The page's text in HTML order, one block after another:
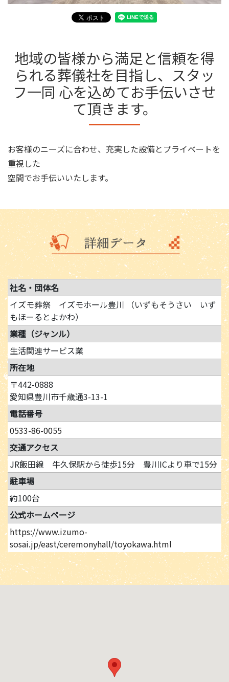
地域の皆様から満足と信頼を得
られる葬儀社を目指し、スタッ
フ一同 心を込めてお手伝いさせ
て頂きます。
お客様のニーズに合わせ、充実した設備とプライベートを
重視した
空間でお手伝いいたします。
社名・団体名
イズモ葬祭 イズモホール豊川 （いずもそうさい いず
もほーるとよかわ）
業種（ジャンル）
生活関連サービス業
所在地
〒442-0888
愛知県豊川市千歳通3-13-1
電話番号
0533-86-0055
交通アクセス
JR飯田線 牛久保駅から徒歩15分 豊川ICより車で15分
駐車場
約100台
公式ホームページ
https://www.izumo-
sosai.jp/east/ceremonyhall/toyokawa.html